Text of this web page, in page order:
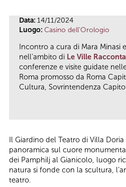
Data: 14/11/2024
Luogo: Casino dell'Orologio
Incontro a cura di Mara Minasi
nell'ambito di Le Ville
conferenze e visite guidate
Roma promosso da Roma
Cultura, Sovrintendenza
Il Giardino del Teatro di Villa Doria
panoramica sul cuore
dei Pamphilj al Gianicolo, luogo
natura si fonde con la scultura,
teatro.